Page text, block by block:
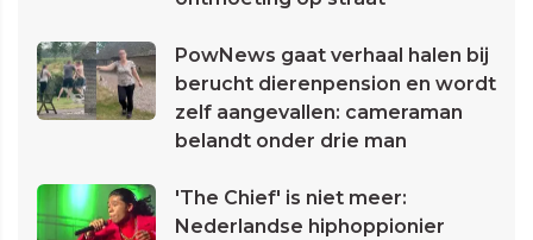
PowNews gaat verhaal halen bij
berucht dierenpension en wordt
zelf aangevallen: cameraman
belandt onder drie man
'The Chief' is niet meer:
Nederlandse hiphoppionier